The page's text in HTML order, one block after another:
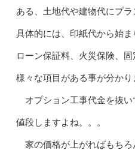
ある、土地代や建物代にプラ
具体的には、印紙代から始ま
ローン保証料、火災保険、
様々な項目がある事が分かり
オプション工事代金を抜い
値段しますよね。。。
家の価格が上がればもちろ